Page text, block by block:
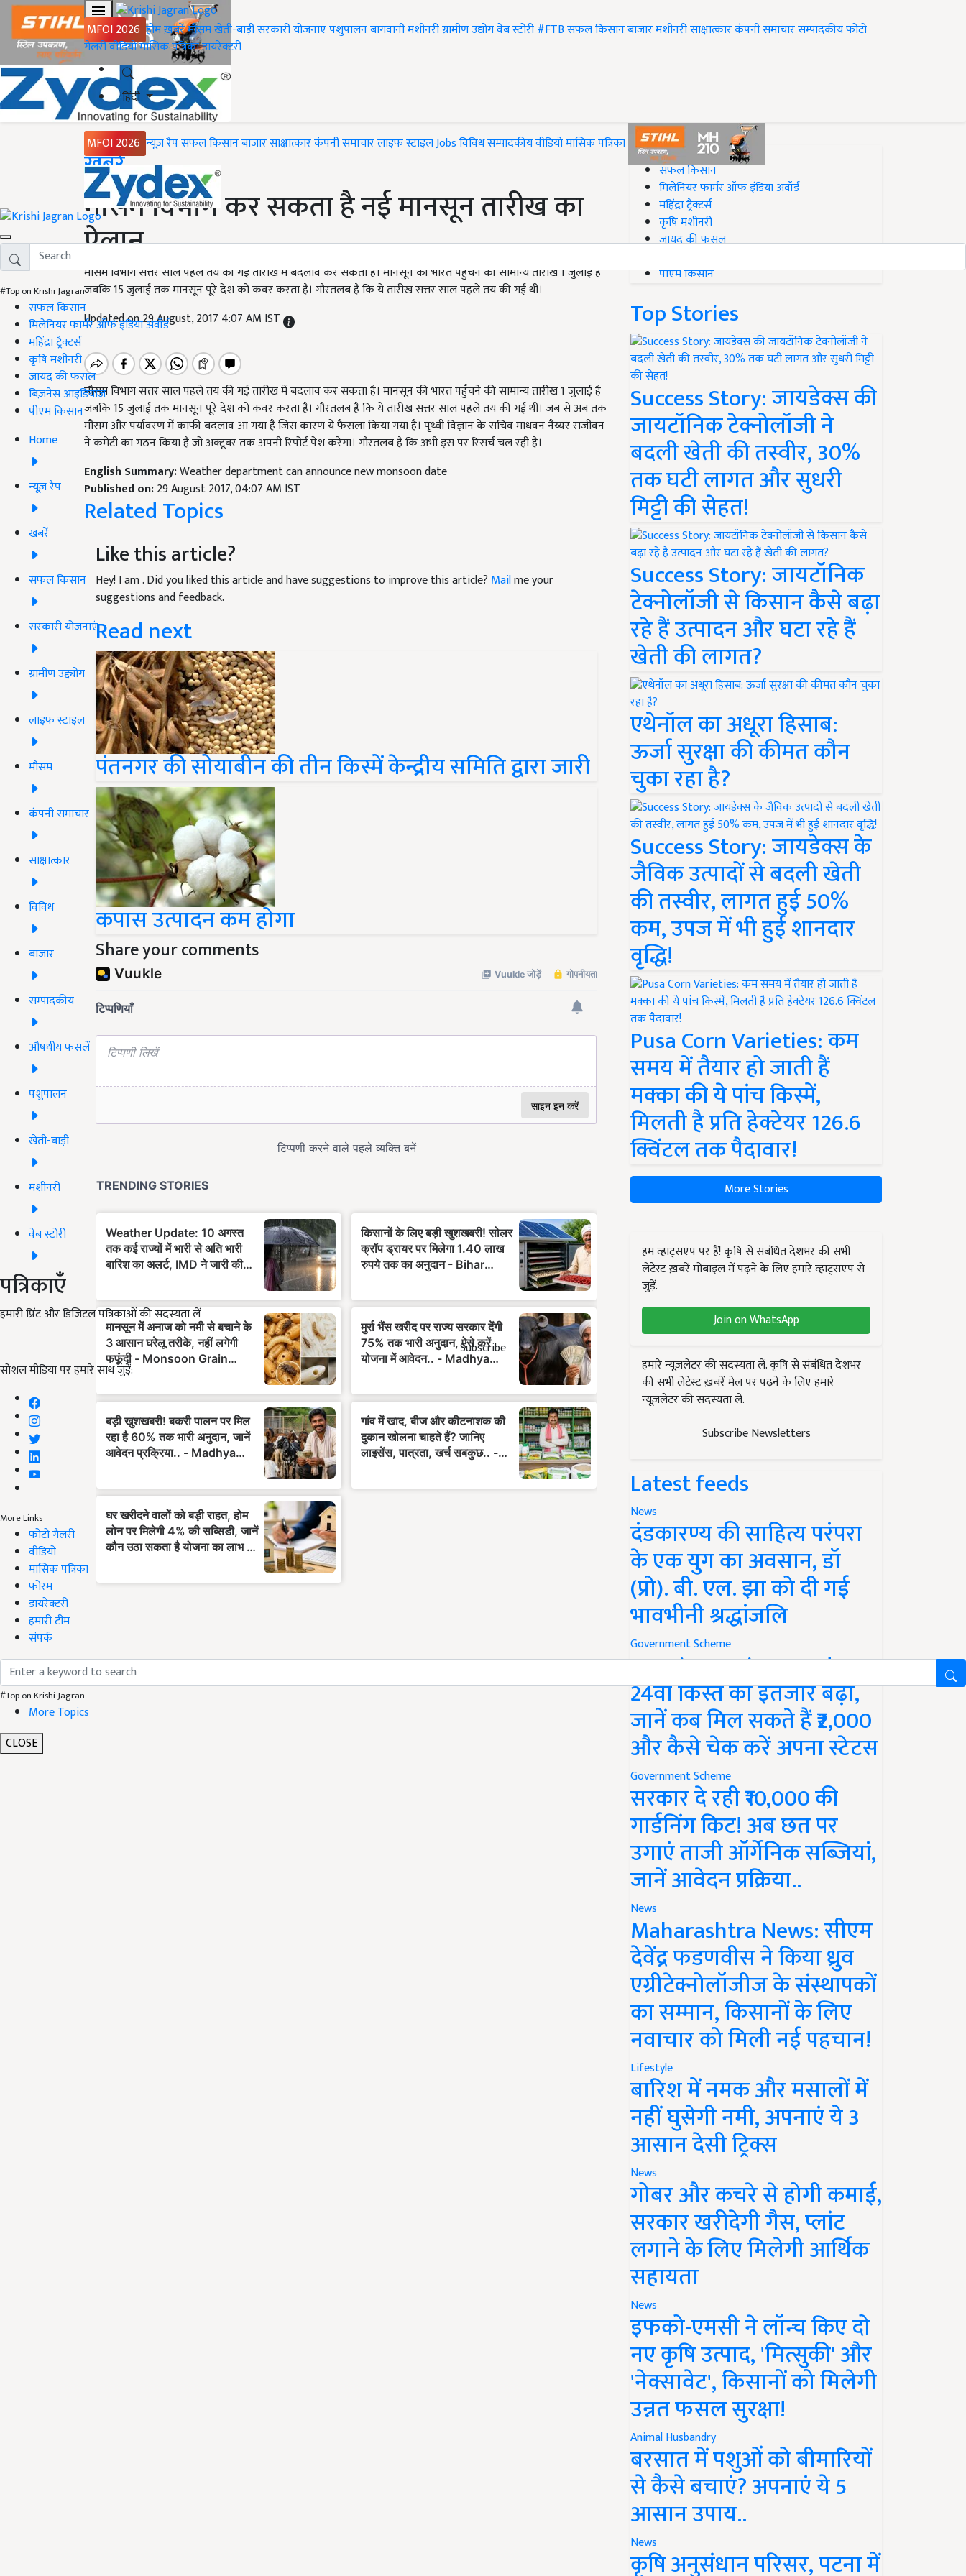
MFOI 2026 होमख़बरेंमौसमखेती-बाड़ीसरकारी योजनाएंपशुपालनबागवानीमशीनरीग्रामीण उद्योगवेब स्टोरी#FTBसफल किसानबाजारमशीनरीसाक्षात्कारकंपनी समाचारसम्पादकीयफोटो
गैलरीवीडियोमासिक पत्रिकाडायरेक्टरी
हिंदी
MFOI 2026 न्यूज़ रैपसफल किसानबाजारसाक्षात्कारकंपनी समाचारलाइफ स्टाइलJobsविविधसम्पादकीयवीडियोमासिक पत्रिका
#Top on Krishi Jagran
सफल किसान
मिलेनियर फार्मर ऑफ इंडिया अवॉर्ड
महिंद्रा ट्रैक्टर्स
कृषि मशीनरी
जायद की फसल
बिज़नेस आइडियाज
पीएम किसान
Home
न्यूज़ रैप
खबरें
सफल किसान
सरकारी योजनाएं
ग्रामीण उद्द्योग
लाइफ स्टाइल
मौसम
कंपनी समाचार
साक्षात्कार
विविध
बाजार
सम्पादकीय
औषधीय फसलें
पशुपालन
खेती-बाड़ी
मशीनरी
वेब स्टोरी
पत्रिकाएँ
हमारी प्रिंट और डिजिटल पत्रिकाओं की सदस्यता लें
Subscribe
सोशल मीडिया पर हमारे साथ जुड़ें:
More Links
फोटो गैलरी
वीडियो
मासिक पत्रिका
फोरम
डायरेक्टरी
हमारी टीम
संपर्क
#Top on Krishi Jagran
More Topics
CLOSE
Home
ख़बरें
मौसम विभाग कर सकता है नई मानसून तारीख का
ऐलान
मौसम विभाग सत्तर साल पहले तय की गई तारीख में बदलाव कर सकता है। मानसून की भारत पहुँचने की सामान्य तारीख 1 जुलाई है
जबकि 15 जुलाई तक मानसून पूरे देश को कवर करता है। गौरतलब है कि ये तारीख सत्तर साल पहले तय की गई थी।
Updated on 29 August, 2017 4:07 AM IST
मौसम विभाग सत्तर साल पहले तय की गई तारीख में बदलाव कर सकता है। मानसून की भारत पहुँचने की सामान्य तारीख 1 जुलाई है
जबकि 15 जुलाई तक मानसून पूरे देश को कवर करता है। गौरतलब है कि ये तारीख सत्तर साल पहले तय की गई थी। जब से अब तक
मौसम और पर्यावरण में काफी बदलाव आ गया है जिस कारण ये फैसला किया गया है। पृथ्वी विज्ञान के सचिव माधवन नैय्यर राजीवन
ने कमेटी का गठन किया है जो अक्टूबर तक अपनी रिपोर्ट पेश करेगा। गौरतलब है कि अभी इस पर रिसर्च चल रही है।
English Summary:Weather department can announce new monsoon date
Published on:29 August 2017, 04:07 AM IST
Related Topics
Like this article?
Hey! I am. Did you liked this article and have suggestions to improve this article? Mailme your
suggestions and feedback.
Read next
पंतनगर की सोयाबीन की तीन किस्में केन्द्रीय समिति द्वारा जारी
कपास उत्पादन कम होगा
Share your comments
#Top on Krishi Jagran
सफल किसान
मिलेनियर फार्मर ऑफ इंडिया अवॉर्ड
महिंद्रा ट्रैक्टर्स
कृषि मशीनरी
जायद की फसल
पीएम किसान
Top Stories
Success Story: जायडेक्स की
जायटॉनिक टेक्नोलॉजी ने
बदली खेती की तस्वीर, 30%
तक घटी लागत और सुधरी
मिट्टी की सेहत!
Success Story: जायटॉनिक
टेक्नोलॉजी से किसान कैसे बढ़ा
रहे हैं उत्पादन और घटा रहे हैं
खेती की लागत?
एथेनॉल का अधूरा हिसाब:
ऊर्जा सुरक्षा की कीमत कौन
चुका रहा है?
Success Story: जायडेक्स के
जैविक उत्पादों से बदली खेती
की तस्वीर, लागत हुई 50%
कम, उपज में भी हुई शानदार
वृद्धि!
Pusa Corn Varieties: कम
समय में तैयार हो जाती हैं
मक्का की ये पांच किस्में,
मिलती है प्रति हेक्टेयर 126.6
क्विंटल तक पैदावार!
More Stories
हम व्हाट्सएप पर हैं! कृषि से संबंधित देशभर की सभी
लेटेस्ट ख़बरें मोबाइल में पढ़ने के लिए हमारे व्हाट्सएप से
जुड़ें.
Join on WhatsApp
हमारे न्यूज़लेटर की सदस्यता लें. कृषि से संबंधित देशभर
की सभी लेटेस्ट ख़बरें मेल पर पढ़ने के लिए हमारे
न्यूज़लेटर की सदस्यता लें.
Subscribe Newsletters
Latest feeds
News
दंडकारण्य की साहित्य परंपरा
के एक युग का अवसान, डॉ
(प्रो). बी. एल. झा को दी गई
भावभीनी श्रद्धांजलि
Government Scheme
PM Kisan Yojana Update:
24वीं किस्त का इंतजार बढ़ा,
जानें कब मिल सकते हैं ₹2,000
और कैसे चेक करें अपना स्टेटस
Government Scheme
सरकार दे रही ₹10,000 की
गार्डनिंग किट! अब छत पर
उगाएं ताजी ऑर्गेनिक सब्जियां,
जानें आवेदन प्रक्रिया..
News
Maharashtra News: सीएम
देवेंद्र फडणवीस ने किया ध्रुव
एग्रीटेक्नोलॉजीज के संस्थापकों
का सम्मान, किसानों के लिए
नवाचार को मिली नई पहचान!
Lifestyle
बारिश में नमक और मसालों में
नहीं घुसेगी नमी, अपनाएं ये 3
आसान देसी ट्रिक्स
News
गोबर और कचरे से होगी कमाई,
सरकार खरीदेगी गैस, प्लांट
लगाने के लिए मिलेगी आर्थिक
सहायता
News
इफको-एमसी ने लॉन्च किए दो
नए कृषि उत्पाद, 'मित्सुकी' और
'नेक्सावेट', किसानों को मिलेगी
उन्नत फसल सुरक्षा!
Animal Husbandry
बरसात में पशुओं को बीमारियों
से कैसे बचाएं? अपनाएं ये 5
आसान उपाय..
News
कृषि अनुसंधान परिसर, पटना में